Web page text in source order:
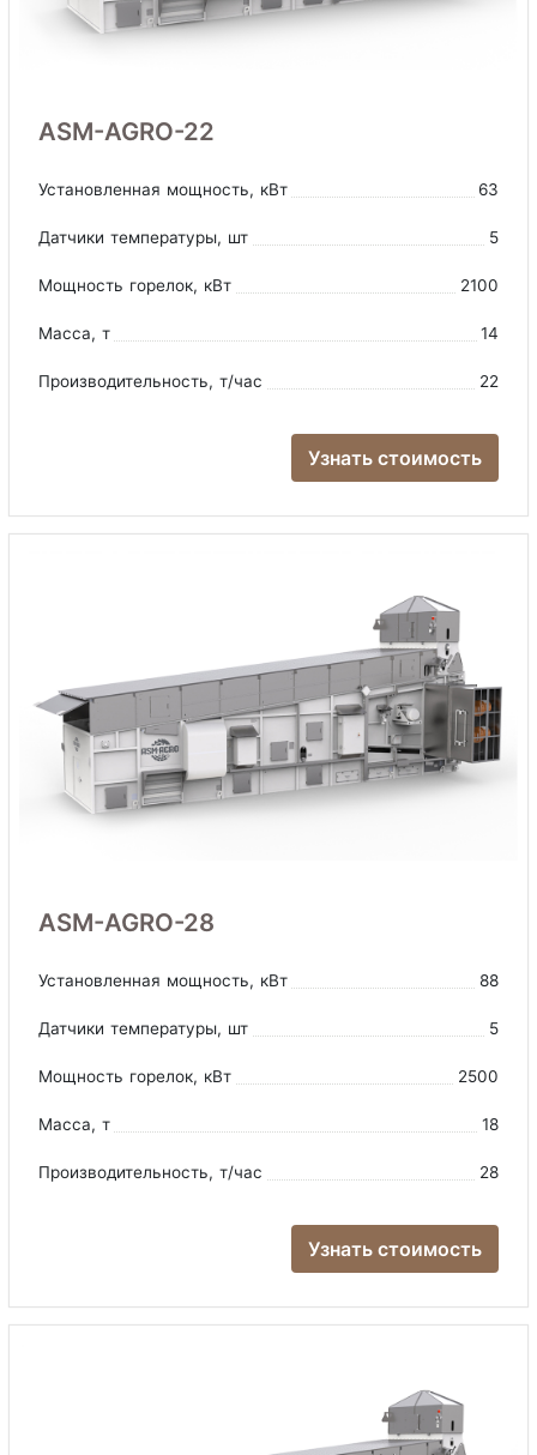
ASM-AGRO-22
Установленная мощность, кВт 63
Датчики температуры, шт 5
Мощность горелок, кВт 2100
Масса, т 14
Производительность, т/час 22
Узнать стоимость
ASM-AGRO-28
Установленная мощность, кВт 88
Датчики температуры, шт 5
Мощность горелок, кВт 2500
Масса, т 18
Производительность, т/час 28
Узнать стоимость